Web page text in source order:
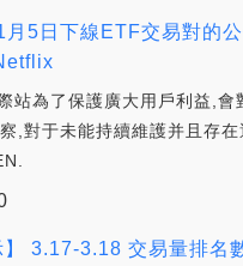
月5日下線ETF交易對的
站為了保護廣大用戶利益,會
,對于未能持續維護并且存
】 3.17-3.18 交易量排名